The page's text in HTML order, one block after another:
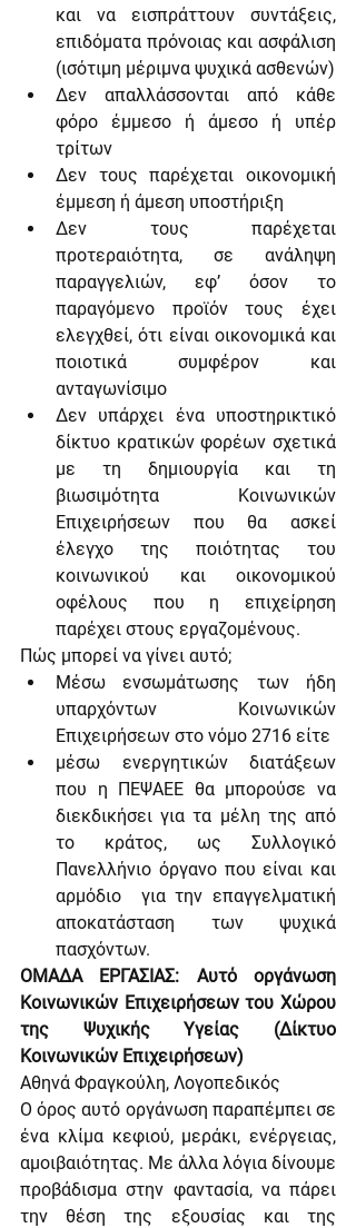
και να εισπράττουν συντάξεις,
επιδόματα πρόνοιας και ασφάλιση
(ισότιμη μέριμνα ψυχικά ασθενών)
Δεν απαλλάσσονται από κάθε
φόρο έμμεσο ή άμεσο ή υπέρ
τρίτων
Δεν τους παρέχεται οικονομική
έμμεση ή άμεση υποστήριξη
Δεν τους παρέχεται
προτεραιότητα, σε ανάληψη
παραγγελιών, εφ’ όσον το
παραγόμενο προϊόν τους έχει
ελεγχθεί, ότι είναι οικονομικά και
ποιοτικά συμφέρον και
ανταγωνίσιμο
Δεν υπάρχει ένα υποστηρικτικό
δίκτυο κρατικών φορέων σχετικά
με τη δημιουργία και τη
βιωσιμότητα Κοινωνικών
Επιχειρήσεων που θα ασκεί
έλεγχο της ποιότητας του
κοινωνικού και οικονομικού
οφέλους που η επιχείρηση
παρέχει στους εργαζομένους.
Πώς μπορεί να γίνει αυτό;
Μέσω ενσωμάτωσης των ήδη
υπαρχόντων Κοινωνικών
Επιχειρήσεων στο νόμο 2716 είτε
μέσω ενεργητικών διατάξεων
που η ΠΕΨΑΕΕ θα μπορούσε να
διεκδικήσει για τα μέλη της από
το κράτος, ως Συλλογικό
Πανελλήνιο όργανο που είναι και
αρμόδιο  για την επαγγελματική
αποκατάσταση των ψυχικά
πασχόντων.
ΟΜΑΔΑ ΕΡΓΑΣΙΑΣ: Αυτό οργάνωση
Κοινωνικών Επιχειρήσεων του Χώρου
της Ψυχικής Υγείας (Δίκτυο
Κοινωνικών Επιχειρήσεων)
Αθηνά Φραγκούλη, Λογοπεδικός
Ο όρος αυτό οργάνωση παραπέμπει σε
ένα κλίμα κεφιού, μεράκι, ενέργειας,
αμοιβαιότητας. Με άλλα λόγια δίνουμε
προβάδισμα στην φαντασία, να πάρει
την θέση της εξουσίας και της